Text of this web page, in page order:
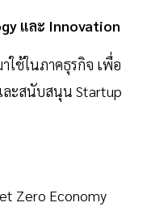
และ Innovation
ใช้ในภาคธุรกิจ เพื่อ
ละสนับสนุน Startup
Zero Economy